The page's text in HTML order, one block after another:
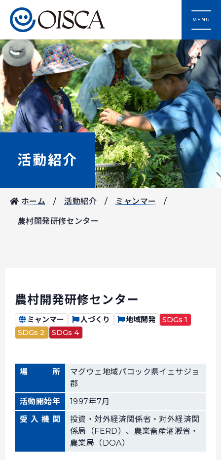
MENU
活動紹介
ホーム 活動紹介 ミャンマー
農村開発研修センター
農村開発研修センター
ミャンマー 人づくり 地域開発
SDGs 1
SDGs 2
SDGs 4
場所
マグウェ地域パコック県イェサジョ
郡
活動開始年
1997年7月
受入機関
投資・対外経済関係省・対外経済関
係局（FERD）、農業畜産灌漑省・
農業局（DOA）